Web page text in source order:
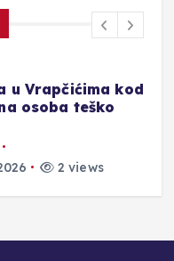
nesreće u HNŽ-
ozlijeđene,
2 views